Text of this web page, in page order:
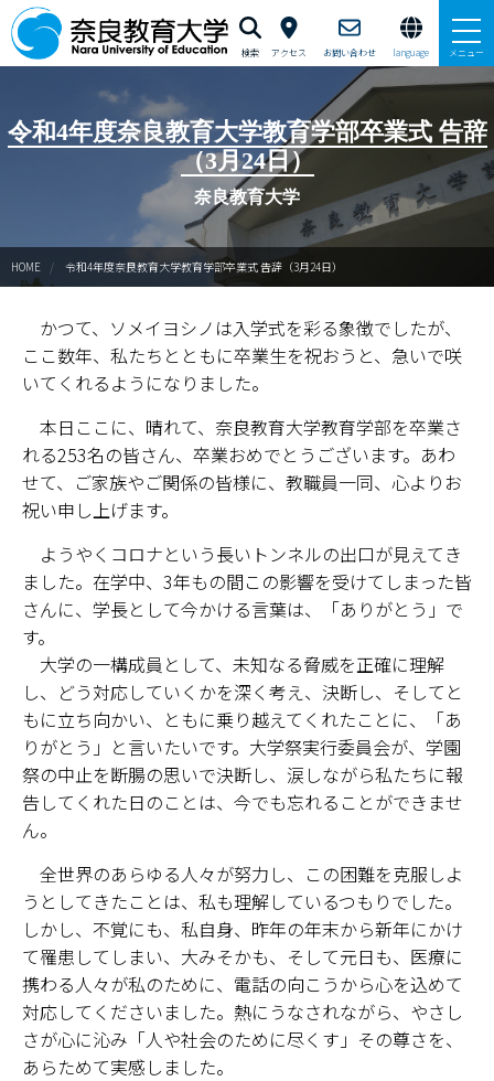
検索 アクセス お問い合わせ language メニュー
本学で学びたい方へ
在学生の方へ
卒業生・修了生の方、現職教員の方へ
自治体・企業の方へ
一般・地域の方へ
教職員の方へ
大学紹介
入試情報
進路・就職
国際交流・留学
産官学連携
奈良国立大学機構
教育資料館
ESD・SDGsセンター
情報センター
自然環境教育センター
令和4年度奈良教育大学教育学部卒業式 告辞
（3月24日）
奈良教育大学
HOME 令和4年度奈良教育大学教育学部卒業式 告辞（3月24日）
かつて、ソメイヨシノは入学式を彩る象徴でしたが、
ここ数年、私たちとともに卒業生を祝おうと、急いで咲
いてくれるようになりました。
本日ここに、晴れて、奈良教育大学教育学部を卒業さ
れる253名の皆さん、卒業おめでとうございます。あわ
せて、ご家族やご関係の皆様に、教職員一同、心よりお
祝い申し上げます。
ようやくコロナという長いトンネルの出口が見えてき
ました。在学中、3年もの間この影響を受けてしまった皆
さんに、学長として今かける言葉は、「ありがとう」で
す。
大学の一構成員として、未知なる脅威を正確に理解
し、どう対応していくかを深く考え、決断し、そしてと
もに立ち向かい、ともに乗り越えてくれたことに、「あ
りがとう」と言いたいです。大学祭実行委員会が、学園
祭の中止を断腸の思いで決断し、涙しながら私たちに報
告してくれた日のことは、今でも忘れることができませ
ん。
全世界のあらゆる人々が努力し、この困難を克服しよ
うとしてきたことは、私も理解しているつもりでした。
しかし、不覚にも、私自身、昨年の年末から新年にかけ
て罹患してしまい、大みそかも、そして元日も、医療に
携わる人々が私のために、電話の向こうから心を込めて
対応してくださいました。熱にうなされながら、やさし
さが心に沁み「人や社会のために尽くす」その尊さを、
あらためて実感しました。